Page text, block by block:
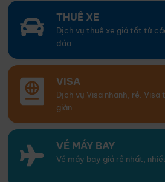
THUÊ XE
Dịch vụ thuê xe giá tốt từ
đáo
VISA
Dịch vụ Visa nhanh, rẻ.
giản
VÉ MÁY BAY
Vé máy bay giá rẻ nhất,